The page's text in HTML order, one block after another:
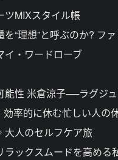
ツMIXスタイル帳
“理想”と呼ぶのか? フ
イ・ワードローブ
能性 米倉涼子──ラグジ
効率的に休む忙しい人の
大人のセルフケア旅
ックスムードを高める